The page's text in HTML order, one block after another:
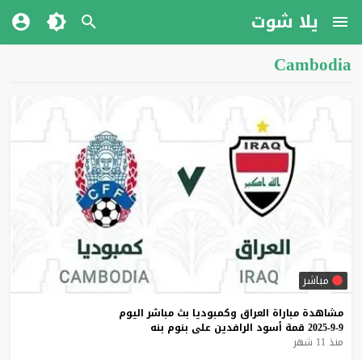
يلا شوت
Cambodia
مباشر
مشاهدة مباراة العراق وكمبوديا بث مباشر اليوم
9-9-2025
قمة أسود الرافدين على بنوم بنه
منذ 11 شهر